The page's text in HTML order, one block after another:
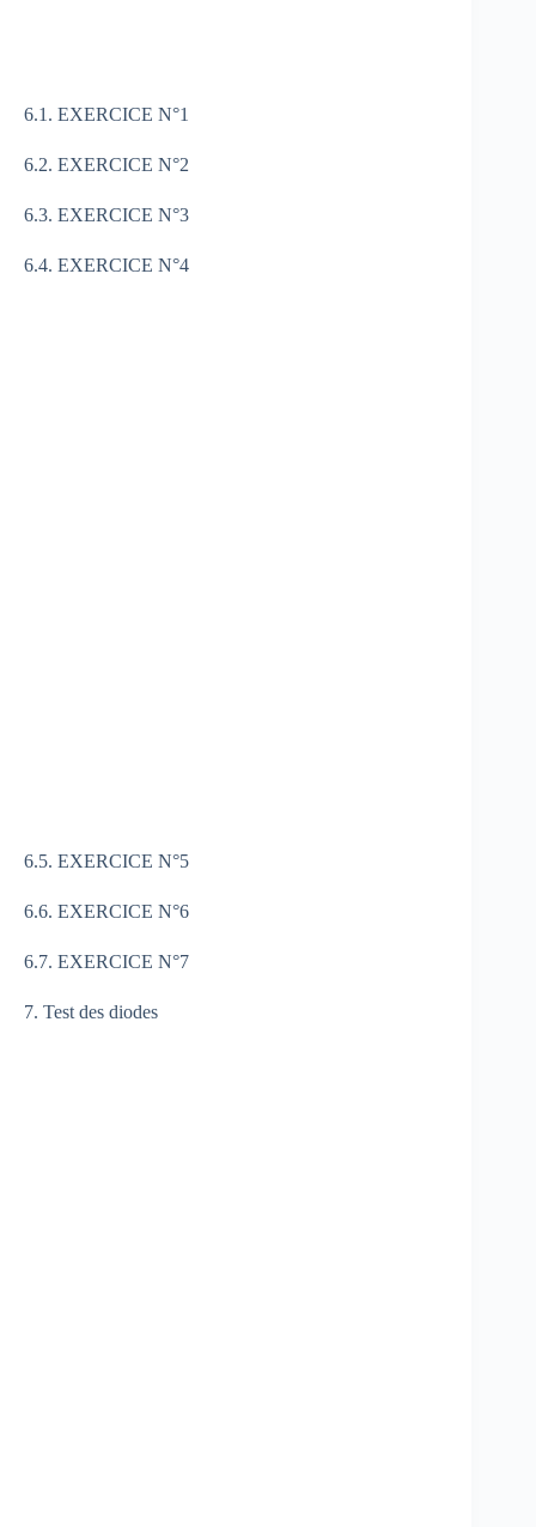
6.1. EXERCICE N°1
6.2. EXERCICE N°2
6.3. EXERCICE N°3
6.4. EXERCICE N°4
6.5. EXERCICE N°5
6.6. EXERCICE N°6
6.7. EXERCICE N°7
7. Test des diodes